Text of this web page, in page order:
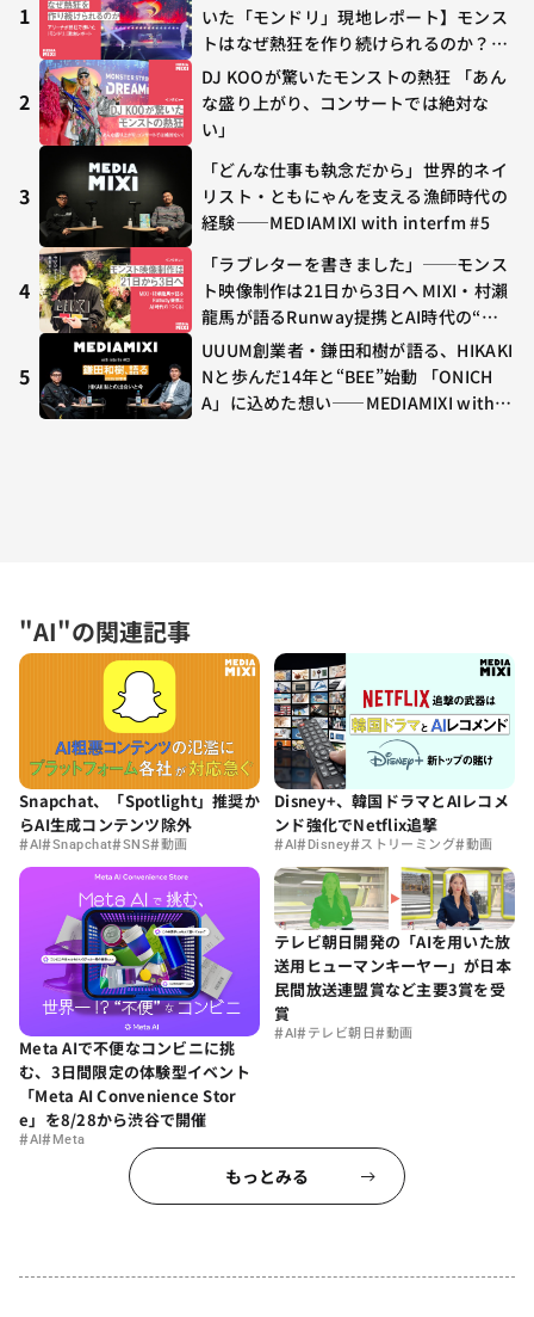
"AI"の関連記事
Snapchat、「Spotlight」推奨か
らAI生成コンテンツ除外
#AI#Snapchat#SNS#動画
Disney+、韓国ドラマとAIレコメ
ンド強化でNetflix追撃
#AI#Disney#ストリーミング#動画
Meta AIで不便なコンビニに挑
む、3日間限定の体験型イベント
「Meta AI Convenience Stor
e」を8/28から渋谷で開催
#AI# Meta
テレビ朝日開発の「AIを用いた放
送用ヒューマンキーヤー」が日本
民間放送連盟賞など主要3賞を受
賞
#AI#テレビ朝日#動画
もっとみる
1
いた「モンドリ」現地レポート】モンス
トはなぜ熱狂を作り続けられるのか？コ
ラボ初の“真獣神化”やDJ KOO、てつ
や、兎田ぺこら、壱百満天原サロメらも
集結
2
DJ KOOが驚いたモンストの熱狂 「あん
な盛り上がり、コンサートでは絶対な
い」
3
「どんな仕事も執念だから」世界的ネイ
リスト・ともにゃんを支える漁師時代の
経験——MEDIAMIXI with interfm #5
4
「ラブレターを書きました」──モンス
ト映像制作は21日から3日へ MIXI・村瀨
龍馬が語るRunway提携とAI時代の“つ
くる”
5
UUUM創業者・鎌田和樹が語る、HIKAKI
Nと歩んだ14年と“BEE”始動 「ONICH
A」に込めた想い——MEDIAMIXI with in